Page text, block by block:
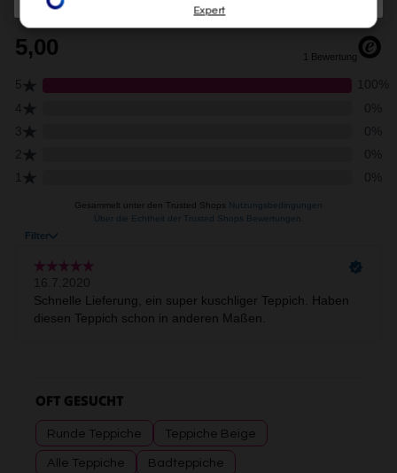
OFT GESUCHT
Runde Teppiche Teppiche Beige
Alle Teppiche Badteppiche
im Rahmen Ihrer Nutzung der Dienste gesammelt
haben (bspw. Nutzungsdaten anderer Geräte). Ihre
Einwilligung zur Nutzung von Cookies und Pixeln können
Sie jederzeit widerrufen, indem Sie auf den
Datenschutz-Button links unten klicken und dort die
entsprechenden Anpassungen vornehmen.
Erstellung von Profilen für personalisierte Werbung
Erstellung von Profilen zur Personalisierung von Inhalten
Verwendung von Profilen zur Auswahl personalisierter
Inhalte
Messung der Werbeleistung
Messung der Performance von Inhalten
Verwendung genauer Standortdaten
Endgeräteeigenschaften zur Identifikation aktiv abfragen
Expert